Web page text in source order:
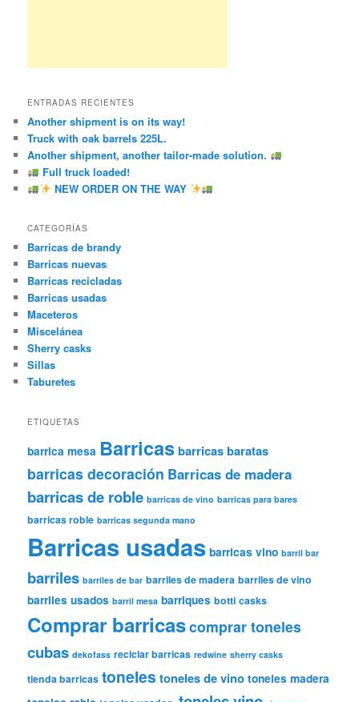
ENTRADAS RECIENTES
Another shipment is on its way!
Truck with oak barrels 225L.
Another shipment, another tailor-made solution.
Full truck loaded!
NEW ORDER ON THE WAY
CATEGORÍAS
Barricas de brandy
Barricas nuevas
Barricas recicladas
Barricas usadas
Maceteros
Miscelánea
Sherry casks
Sillas
Taburetes
ETIQUETAS
barrica mesa Barricasbarricas baratas
barricas decoración Barricas de madera
barricas de roble barricas de vino barricas para bares
barricas roble barricas segunda mano
Barricas usadas barricas vino barril bar
barriles barriles de bar barriles de madera barriles de vino
barriles usados barril mesa barriques botti casks
Comprar barricascomprar toneles
cubas dekofass reciclar barricas redwine sherry casks
tienda barricas toneles toneles de vino toneles madera